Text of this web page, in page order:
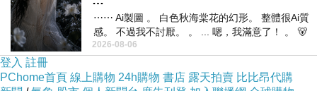
⋯⋯ Ai製圖 。 白色秋海棠花的幻形。 整體很Ai質
感。 不過我不討厭。 。 ... 嗯，我滿意了！ 。 🐻
昨中
2026-08-06
登入 註冊
PChome首頁 線上購物 24h購物 書店 露天拍賣 比比昂代購